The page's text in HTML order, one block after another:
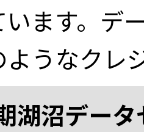
ます。デ
ようなクレ
湖沼デー